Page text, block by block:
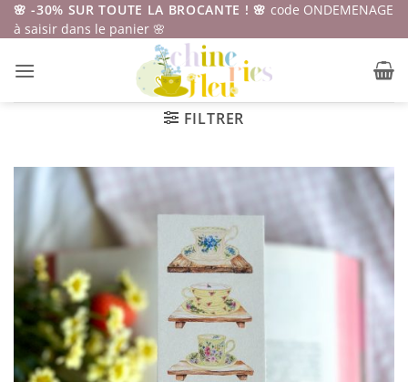
Passer
au
🌸 -30% SUR TOUTE LA BROCANTE ! 🌸 code ONDEMENAGE
à saisir dans le panier 🌸
FILTRER